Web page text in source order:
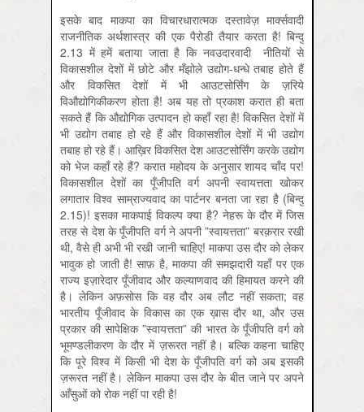
इसके बाद माकपा का विचारधारात्मक दस्तावेज़ मार्क्‍सवादी
राजनीतिक अर्थशास्त्र की एक पैरोडी तैयार करता है! बिन्दु
2.13 में हमें बताया जाता है कि नवउदारवादी नीतियों से
विकासशील देशों में छोटे और मँझोले उद्योग-धन्धे तबाह होते हैं
और विकसित देशों में भी आउटसोर्सिंग के ज़रिये
विऔद्योगिकीकरण होता है! अब यह तो प्रकाश करात ही बता
सकते हैं कि औद्योगिक उत्पादन हो कहाँ रहा है! विकसित देशों में
भी उद्योग तबाह हो रहे हैं और विकासशील देशों में भी उद्योग
तबाह हो रहे हैं। आख़िर विकसित देश आउटसोर्सिंग करके उद्योग
को भेज कहाँ रहे हैं? करात महोदय के अनुसार शायद चाँद पर!
विकासशील देशों का पूँजीपति वर्ग अपनी स्वायत्तता खोकर
लगातार विश्व साम्राज्यवाद का पार्टनर बनता जा रहा है (बिन्दु
2.15)! इसका माकपाई विकल्प क्या है? नेहरू के दौर में जिस
तरह से देश के पूँजीपति वर्ग ने अपनी ”स्वायत्तता” बरक़रार रखी
थी, वैसे ही अभी भी रखी जानी चाहिए! माकपा उस दौर को लेकर
भावुक हो जाती है! साफ़ है, माकपा की समझदारी यहाँ पर एक
राज्य इज़ारेदार पूँजीवाद और कल्याणवाद की हिमायत करने की
है। लेकिन अफ़सोस कि वह दौर अब लौट नहीं सकता; वह
भारतीय पूँजीवाद के विकास का एक ख़ास दौर था, और उस
प्रकार की सापेक्षिक ”स्वायत्तता” की भारत के पूँजीपति वर्ग को
भूमण्डलीकरण के दौर में ज़रूरत नहीं है। बल्कि कहना चाहिए
कि पूरे विश्व में किसी भी देश के पूँजीपति वर्ग को अब इसकी
ज़रूरत नहीं है। लेकिन माकपा उस दौर के बीत जाने पर अपने
आँसुओं को रोक नहीं पा रही है!